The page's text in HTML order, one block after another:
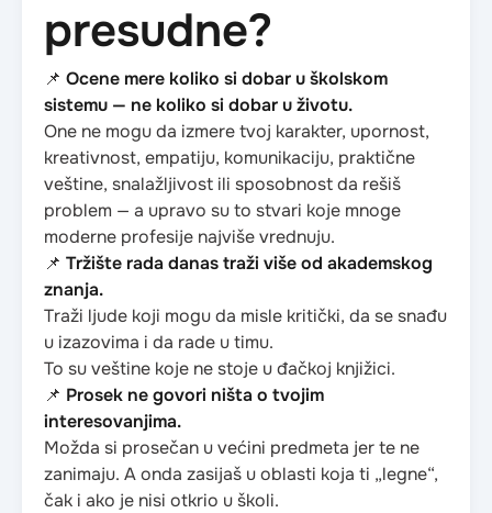
presudne?
📌 Ocene mere koliko si dobar u školskom
sistemu — ne koliko si dobar u životu.
One ne mogu da izmere tvoj karakter, upornost,
kreativnost, empatiju, komunikaciju, praktične
veštine, snalažljivost ili sposobnost da rešiš
problem — a upravo su to stvari koje mnoge
moderne profesije najviše vrednuju.
📌 Tržište rada danas traži više od akademskog
znanja.
Traži ljude koji mogu da misle kritički, da se snađu
u izazovima i da rade u timu.
To su veštine koje ne stoje u đačkoj knjižici.
📌 Prosek ne govori ništa o tvojim
interesovanjima.
Možda si prosečan u većini predmeta jer te ne
zanimaju. A onda zasijaš u oblasti koja ti „legne“,
čak i ako je nisi otkrio u školi.